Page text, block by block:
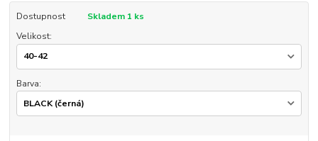
Dostupnost
Skladem 1 ks
Velikost:
Barva: